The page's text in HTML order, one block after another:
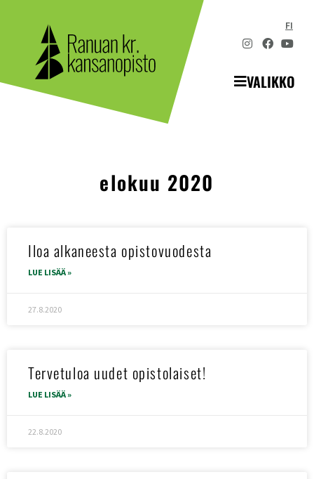
FI
VALIKKO
elokuu 2020
Iloa alkaneesta opistovuodesta
LUE LISÄÄ »
27.8.2020
Tervetuloa uudet opistolaiset!
LUE LISÄÄ »
22.8.2020